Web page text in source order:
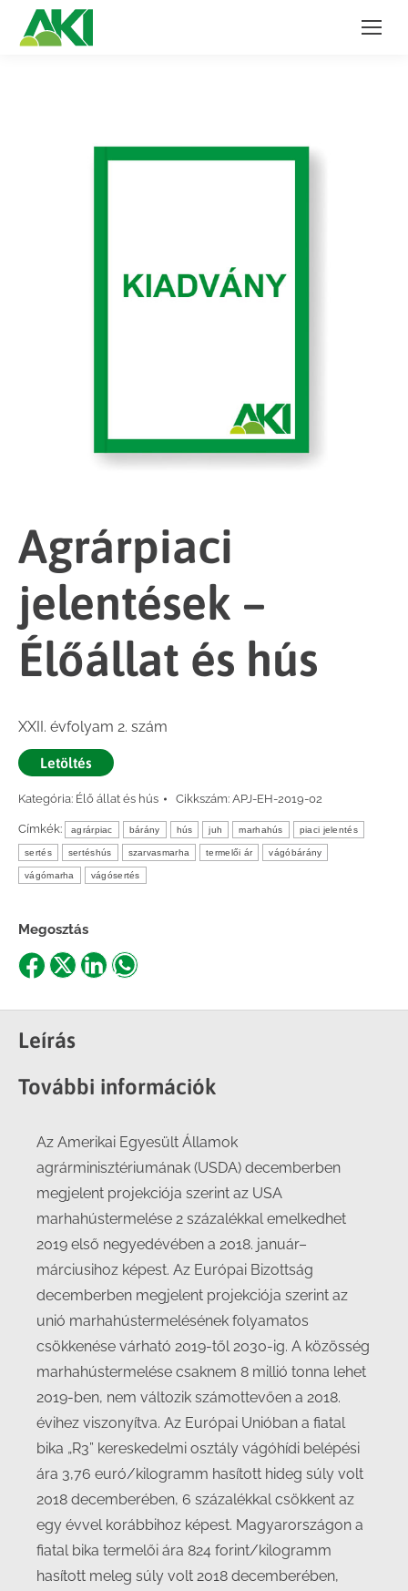
Agrárpiaci
jelentések –
Élőállat és hús
XXII. évfolyam 2. szám
Letöltés
Kategória: Élő állat és hús Cikkszám: APJ-EH-2019-02
Címkék: agrárpiac bárány hús juh marhahús piaci jelentés
sertés sertéshús szarvasmarha termelői ár vágóbárány
vágómarha vágósertés
Megosztás
Share
Facebook
Share
X
ShareShare
Leírás
További információk
Az Amerikai Egyesült Államok
agrárminisztériumának (USDA) decemberben
megjelent projekciója szerint az USA
marhahústermelése 2 százalékkal emelkedhet
2019 első negyedévében a 2018. január–
márciusihoz képest. Az Európai Bizottság
decemberben megjelent projekciója szerint az
unió marhahústermelésének folyamatos
csökkenése várható 2019-től 2030-ig. A közösség
marhahústermelése csaknem 8 millió tonna lehet
2019-ben, nem változik számottevően a 2018.
évihez viszonyítva. Az Európai Unióban a fiatal
bika „R3” kereskedelmi osztály vágóhídi belépési
ára 3,76 euró/kilogramm hasított hideg súly volt
2018 decemberében, 6 százalékkal csökkent az
egy évvel korábbihoz képest. Magyarországon a
fiatal bika termelői ára 824 forint/kilogramm
hasított meleg súly volt 2018 decemberében,